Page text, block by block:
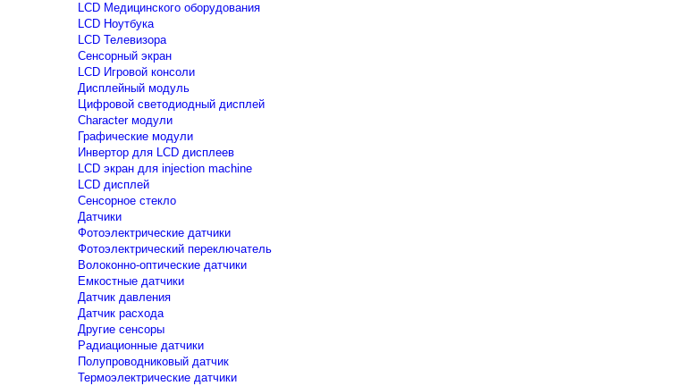
LCD Медицинского оборудования
LCD Ноутбука
LCD Телевизора
Сенсорный экран
LCD Игровой консоли
Дисплейный модуль
Цифровой светодиодный дисплей
Сharacter модули
Графические модули
Инвертор для LCD дисплеев
LCD экран для injection machine
LCD дисплей
Сенсорное стекло
Датчики
Фотоэлектрические датчики
Фотоэлектрический переключатель
Волоконно-оптические датчики
Емкостные датчики
Датчик давления
Датчик расхода
Другие сенсоры
Радиационные датчики
Полупроводниковый датчик
Термоэлектрические датчики